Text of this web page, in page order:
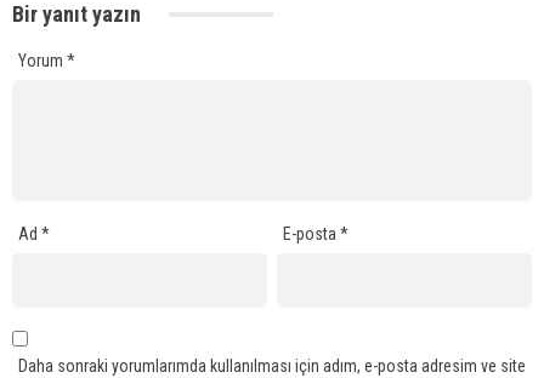
Bir yanıt yazın
Yorum *
Ad * E-posta*
Daha sonraki yorumlarımda kullanılması için adım, e-posta adresim ve site